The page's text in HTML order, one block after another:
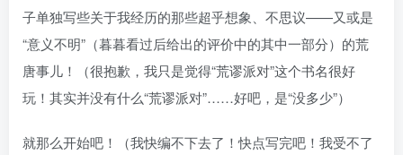
子单独写些关于我经历的那些超乎想象、不思议——又或是
“意义不明”（暮暮看过后给出的评价中的其中一部分）的荒
唐事儿！（很抱歉，我只是觉得“荒谬派对”这个书名很好
玩！其实并没有什么“荒谬派对”……好吧，是“没多少”）
就那么开始吧！（我快编不下去了！快点写完吧！我受不了